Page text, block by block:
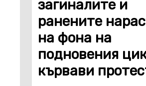
загиналите и
ранените
на фона на
подновения
кървави